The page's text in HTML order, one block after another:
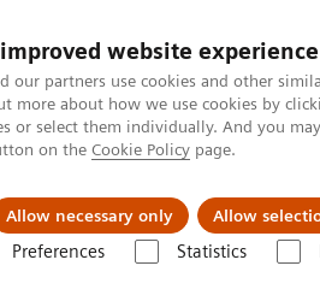
website experience
our partners use cookies and other
more about how we use cookies by
or select them individually. And you
on the Cookie Policy page.
Allow necessary only Allow
Preferences Statistics
направления
томография Опции и